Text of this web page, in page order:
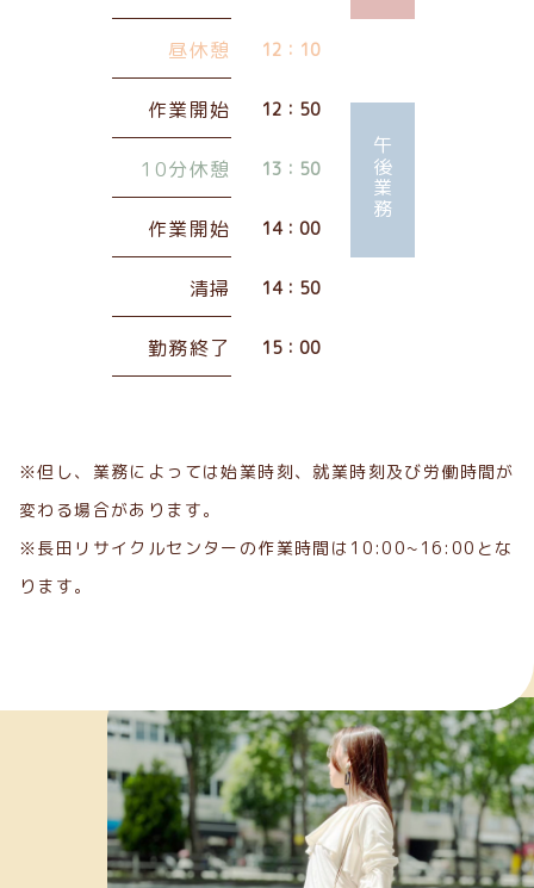
昼休憩 12：10
作業開始 12：50
10分休憩 13：50
作業開始 14：00
清掃 14：50
勤務終了 15：00
午後業務
※但し、業務によっては始業時刻、就業時刻及び労働時間が
変わる場合があります。
※長田リサイクルセンターの作業時間は10:00~16:00とな
ります。